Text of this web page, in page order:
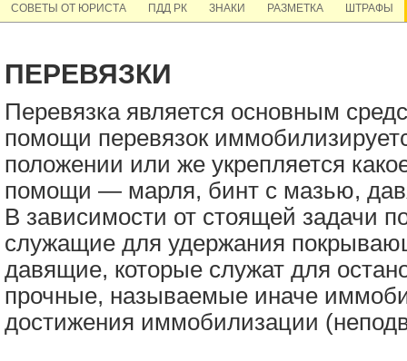
СОВЕТЫ ОТ ЮРИСТА ПДД РК ЗНАКИ РАЗМЕТКА ШТРАФЫ
ПЕРЕВЯЗКИ
Перевязка является основным
помощи перевязок
положении или же укрепляется
помощи — марля, бинт с мазью,
В зависимости от стоящей задачи
служащие для удержания
давящие, которые служат для
прочные, называемые иначе
достижения иммобилизации